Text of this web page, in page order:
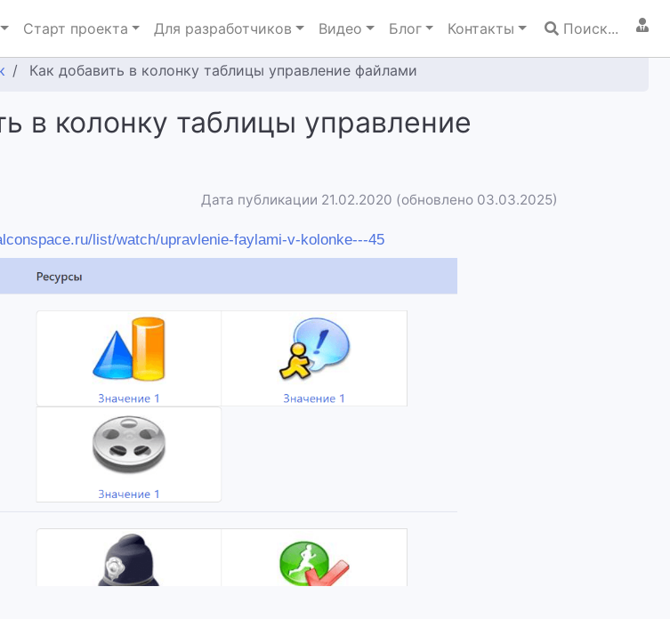
Старт проекта Для разработчиков Видео Блог Контакты Поиск...
Как добавить в колонку таблицы управление файлами
в колонку таблицы управление
Дата публикации 21.02.2020 (обновлено 03.03.2025)
list/watch/upravlenie-faylami-v-kolonke---45